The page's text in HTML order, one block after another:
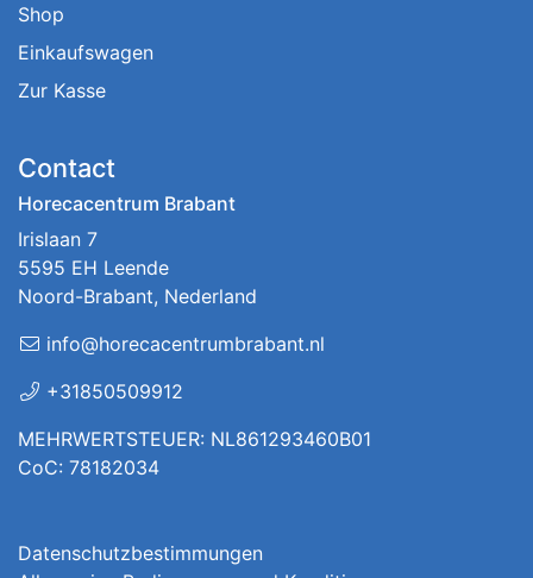
Shop
Einkaufswagen
Zur Kasse
Contact
Horecacentrum Brabant
Irislaan 7
5595 EH Leende
Noord-Brabant, Nederland
info@horecacentrumbrabant.nl
+31850509912
MEHRWERTSTEUER: NL861293460B01
CoC: 78182034
Datenschutzbestimmungen